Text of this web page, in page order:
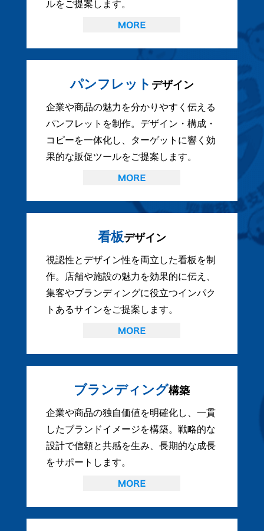
ルをご提案します。
パンフレット デザイン
企業や商品の魅力を分かりやすく伝える
パンフレットを制作。デザイン・構成・
コピーを一体化し、ターゲットに響く効
果的な販促ツールをご提案します。
看板デザイン
視認性とデザイン性を両立した看板を制
作。店舗や施設の魅力を効果的に伝え、
集客やブランディングに役立つインパク
トあるサインをご提案します。
ブランディング構築
企業や商品の独自価値を明確化し、一貫
したブランドイメージを構築。戦略的な
設計で信頼と共感を生み、長期的な成長
をサポートします。